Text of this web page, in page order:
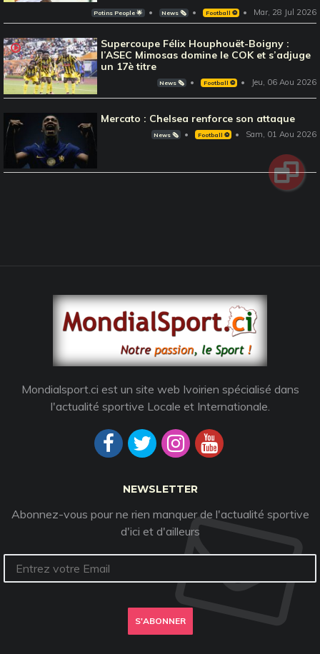
Potins People 🌟 News 🗞️ Football ⚽️ Mar, 28 Jul 2026
Supercoupe Félix Houphouët-Boigny :
l’ASEC Mimosas domine le COK et s’adjuge
un 17è titre
News 🗞️ Football ⚽️ Jeu, 06 Aou 2026
Mercato : Chelsea renforce son attaque
News 🗞️ Football ⚽️ Sam, 01 Aou 2026
Mondialsport.ci est un site web Ivoirien spécialisé dans
l'actualité sportive Locale et Internationale.
NEWSLETTER
Abonnez-vous pour ne rien manquer de l'actualité sportive
d'ici et d'ailleurs
S'ABONNER